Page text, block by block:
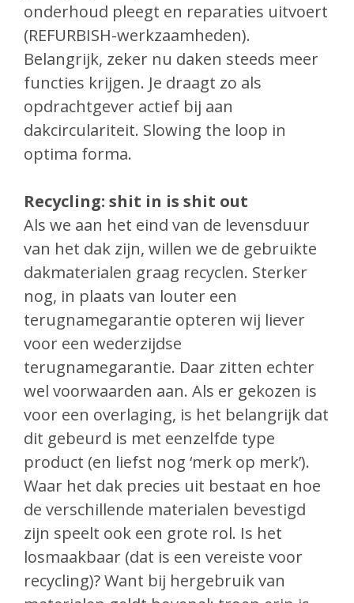
onderhoud pleegt en reparaties uitvoert
(REFURBISH-werkzaamheden).
Belangrijk, zeker nu daken steeds meer
functies krijgen. Je draagt zo als
opdrachtgever actief bij aan
dakcirculariteit. Slowing the loop in
optima forma.
Recycling: shit in is shit out
Als we aan het eind van de levensduur
van het dak zijn, willen we de gebruikte
dakmaterialen graag recyclen. Sterker
nog, in plaats van louter een
terugnamegarantie opteren wij liever
voor een wederzijdse
terugnamegarantie. Daar zitten echter
wel voorwaarden aan. Als er gekozen is
voor een overlaging, is het belangrijk dat
dit gebeurd is met eenzelfde type
product (en liefst nog ‘merk op merk’).
Waar het dak precies uit bestaat en hoe
de verschillende materialen bevestigd
zijn speelt ook een grote rol. Is het
losmaakbaar (dat is een vereiste voor
recycling)? Want bij hergebruik van